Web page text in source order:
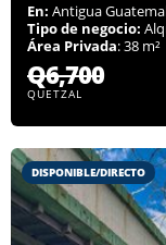
En: Antigua
Tipo de negocio:
Área Privada: 38 m²
Q6,700
QUETZAL
DISPONIBLE/DIRECTO